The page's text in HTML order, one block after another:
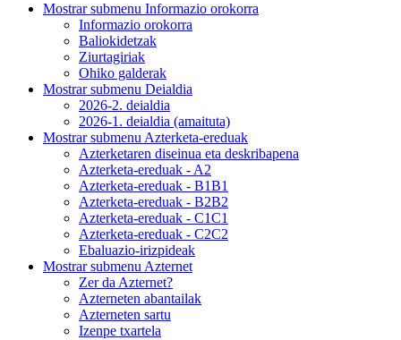
Mostrar submenu Informazio orokorra
Informazio orokorra
Baliokidetzak
Ziurtagiriak
Ohiko galderak
Mostrar submenu Deialdia
2026-2. deialdia
2026-1. deialdia (amaituta)
Mostrar submenu Azterketa-ereduak
Azterketaren diseinua eta deskribapena
Azterketa-ereduak - A2
Azterketa-ereduak - B1B1
Azterketa-ereduak - B2B2
Azterketa-ereduak - C1C1
Azterketa-ereduak - C2C2
Ebaluazio-irizpideak
Mostrar submenu Azternet
Zer da Azternet?
Azterneten abantailak
Azterneten sartu
Izenpe txartela